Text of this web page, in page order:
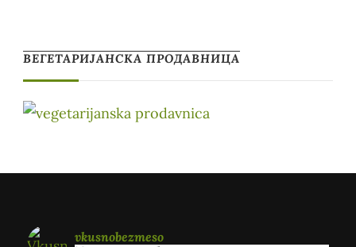
ВЕГЕТАРИЈАНСКА ПРОДАВНИЦА
vkusnobezmeso